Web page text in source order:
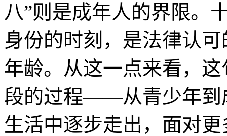
八”则是成年人的界限。
身份的时刻，是法律认
年龄。从这一点来看，
段的过程——从青少年到
生活中逐步走出，面对